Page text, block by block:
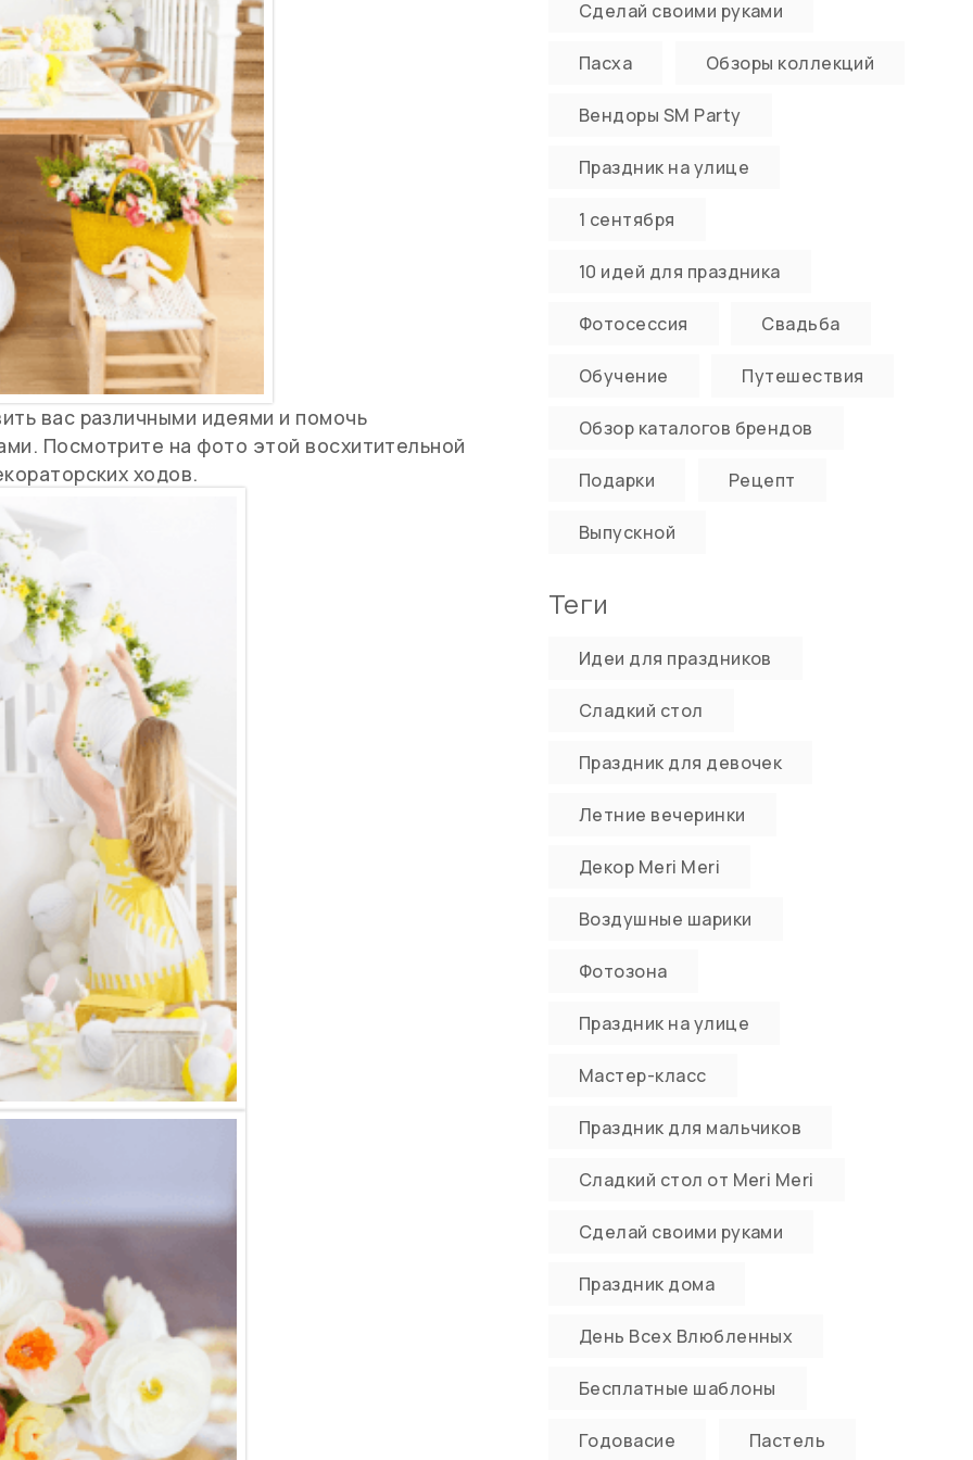
вас различными идеями и помочь
Посмотрите на фото этой восхитительной
ходов.
Сделай своими руками
Пасха Обзоры коллекций
Вендоры SM Party
Праздник на улице
1 сентября
10 идей для праздника
Фотосессия Свадьба
Обучение Путешествия
Обзор каталогов брендов
Подарки Рецепт
Выпускной
Теги
Идеи для праздников
Сладкий стол
Праздник для девочек
Летние вечеринки
Декор Meri Meri
Воздушные шарики
Фотозона
Праздник на улице
Мастер-класс
Праздник для мальчиков
Сладкий стол от Meri Meri
Сделай своими руками
Праздник дома
День Всех Влюбленных
Бесплатные шаблоны
Годовасие Пастель